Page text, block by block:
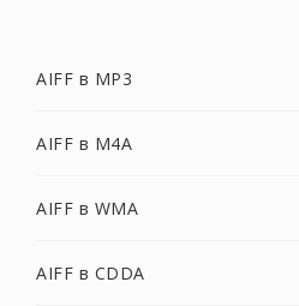
AIFF в MP3
AIFF в M4A
AIFF в WMA
AIFF в CDDA